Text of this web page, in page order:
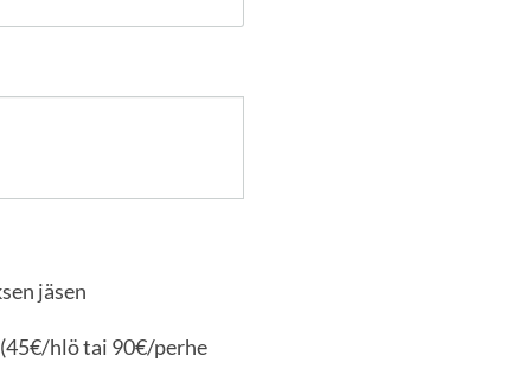
jäsen
hlö tai 90€/perhe